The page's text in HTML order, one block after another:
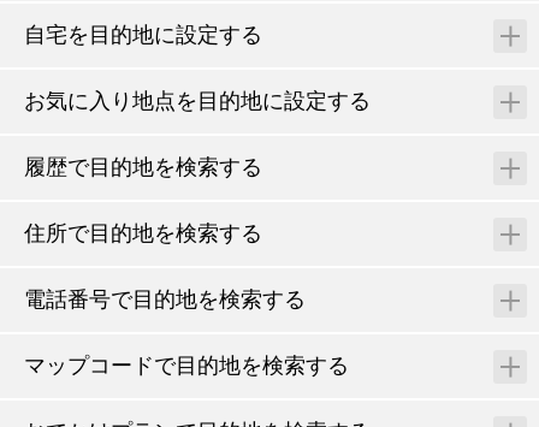
自宅を目的地に設定する
お気に入り地点を目的地に設定する
履歴で目的地を検索する
住所で目的地を検索する
電話番号で目的地を検索する
マップコードで目的地を検索する